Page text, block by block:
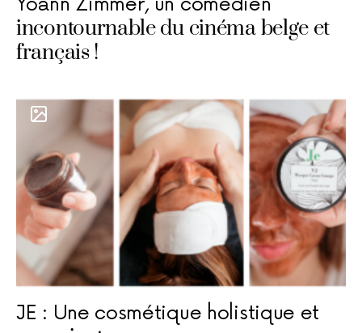
incontournable du cinéma belge et
français !
JE : Une cosmétique holistique et